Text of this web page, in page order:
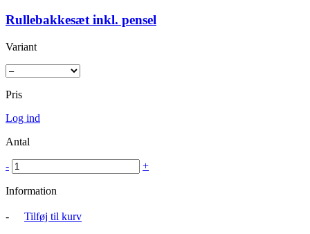
Rullebakkesæt inkl. pensel
Variant
Pris
Log ind
Antal
- +
Information
- Tilføj til kurv